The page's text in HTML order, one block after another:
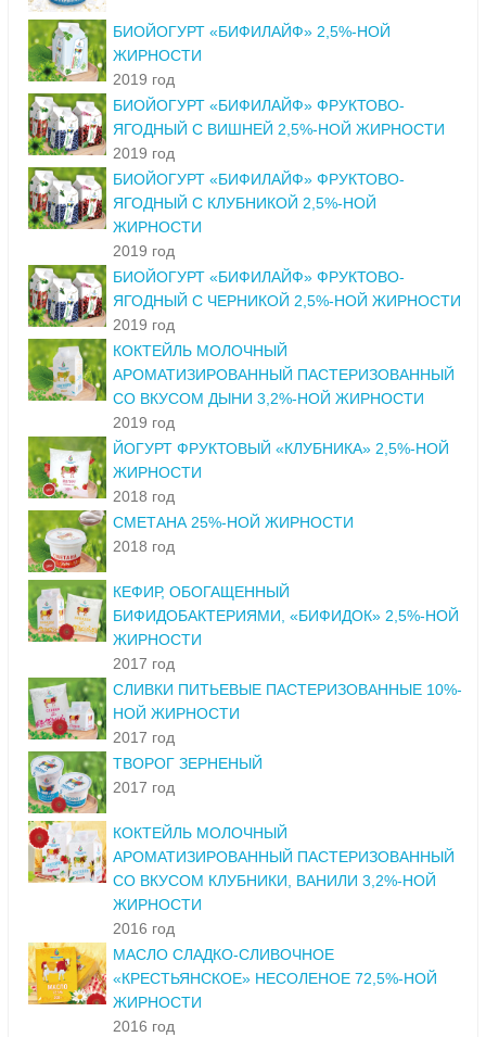
БИОЙОГУРТ «БИФИЛАЙФ» 2,5%-НОЙ
ЖИРНОСТИ
2019 год
БИОЙОГУРТ «БИФИЛАЙФ» ФРУКТОВО-
ЯГОДНЫЙ С ВИШНЕЙ 2,5%-НОЙ ЖИРНОСТИ
2019 год
БИОЙОГУРТ «БИФИЛАЙФ» ФРУКТОВО-
ЯГОДНЫЙ С КЛУБНИКОЙ 2,5%-НОЙ
ЖИРНОСТИ
2019 год
БИОЙОГУРТ «БИФИЛАЙФ» ФРУКТОВО-
ЯГОДНЫЙ С ЧЕРНИКОЙ 2,5%-НОЙ ЖИРНОСТИ
2019 год
КОКТЕЙЛЬ МОЛОЧНЫЙ
АРОМАТИЗИРОВАННЫЙ ПАСТЕРИЗОВАННЫЙ
СО ВКУСОМ ДЫНИ 3,2%-НОЙ ЖИРНОСТИ
2019 год
ЙОГУРТ ФРУКТОВЫЙ «КЛУБНИКА» 2,5%-НОЙ
ЖИРНОСТИ
2018 год
СМЕТАНА 25%-НОЙ ЖИРНОСТИ
2018 год
КЕФИР, ОБОГАЩЕННЫЙ
БИФИДОБАКТЕРИЯМИ, «БИФИДОК» 2,5%-НОЙ
ЖИРНОСТИ
2017 год
СЛИВКИ ПИТЬЕВЫЕ ПАСТЕРИЗОВАННЫЕ 10%-
НОЙ ЖИРНОСТИ
2017 год
ТВОРОГ ЗЕРНЕНЫЙ
2017 год
КОКТЕЙЛЬ МОЛОЧНЫЙ
АРОМАТИЗИРОВАННЫЙ ПАСТЕРИЗОВАННЫЙ
СО ВКУСОМ КЛУБНИКИ, ВАНИЛИ 3,2%-НОЙ
ЖИРНОСТИ
2016 год
МАСЛО СЛАДКО-СЛИВОЧНОЕ
«КРЕСТЬЯНСКОЕ» НЕСОЛЕНОЕ 72,5%-НОЙ
ЖИРНОСТИ
2016 год